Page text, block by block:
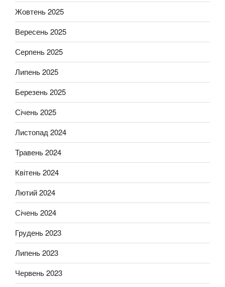
Жовтень 2025
Вересень 2025
Серпень 2025
Липень 2025
Березень 2025
Січень 2025
Листопад 2024
Травень 2024
Квітень 2024
Лютий 2024
Січень 2024
Грудень 2023
Липень 2023
Червень 2023